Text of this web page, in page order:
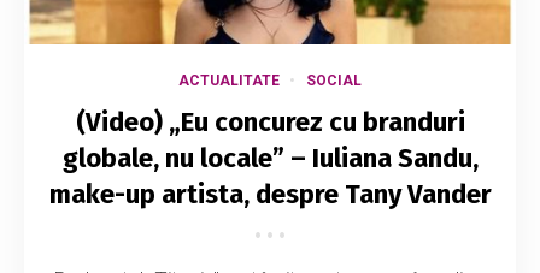
ACTUALITATE SOCIAL
(Video) „Eu concurez cu branduri
globale, nu locale” – Iuliana Sandu,
make-up artista, despre Tany Vander